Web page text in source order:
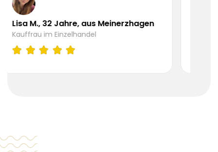
aus Meinerzhagen
Meinerzhagen